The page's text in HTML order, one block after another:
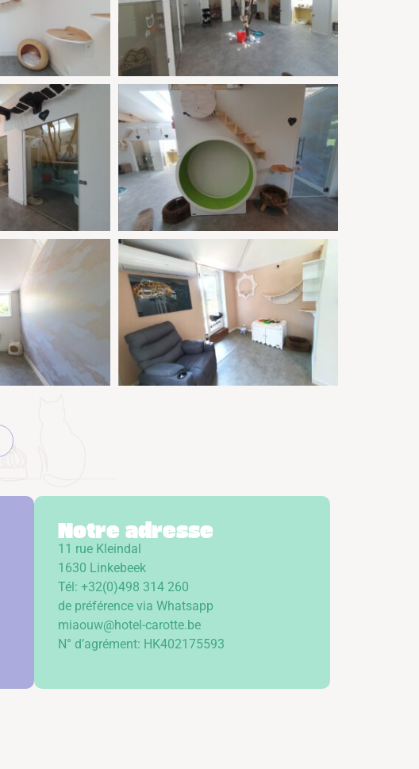
Notre adresse
11 rue Kleindal
1630 Linkebeek
Tél: +32(0)498 314 260
de préférence via Whatsapp
miaouw@hotel-carotte.be
N° d’agrément: HK402175593